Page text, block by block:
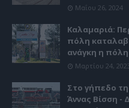
Μαΐου 26, 2024
Καλαμαριά:
πόλη
ανάγκη η πόλη
Μαρτίου 24,
Στο γήπεδο
Άννας Βίσση -